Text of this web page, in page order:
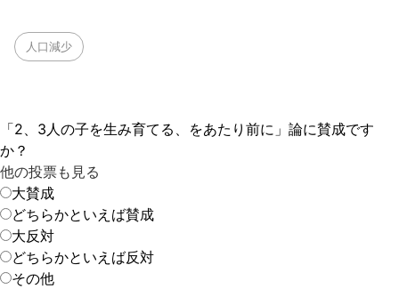
人口減少
「2、3人の子を生み育てる、をあたり前に」論に賛成です
か？
他の投票も見る
大賛成
どちらかといえば賛成
大反対
どちらかといえば反対
その他